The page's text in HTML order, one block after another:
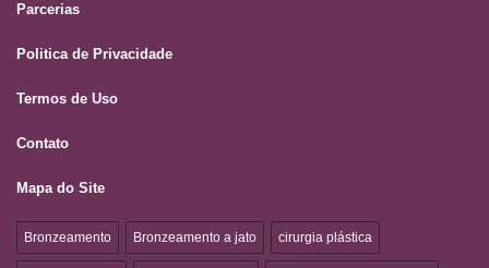
Parcerias
Politica de Privacidade
Termos de Uso
Contato
Mapa do Site
Bronzeamento Bronzeamento a jato cirurgia plástica